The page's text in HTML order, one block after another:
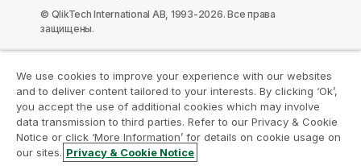
© QlikTech International AB, 1993-2026. Все права
защищены.
Присоединяйтесь к программе
модернизации аналитики
Модернизируйте ваши важные приложения QlikView
без ущерба с помощью программы модернизации
We use cookies to improve your experience with our websites
and to deliver content tailored to your interests. By clicking ‘Ok’,
you accept the use of additional cookies which may involve
data transmission to third parties. Refer to our Privacy & Cookie
Notice or click ‘More Information’ for details on cookie usage on
our sites. Privacy & Cookie Notice